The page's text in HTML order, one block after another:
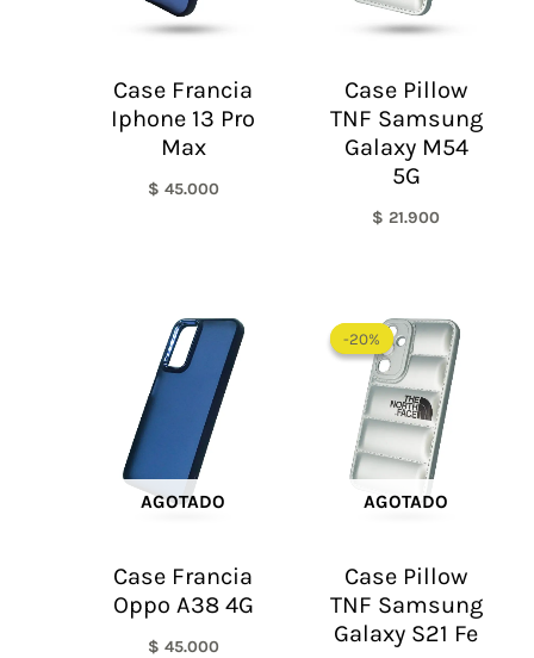
Case Francia
Iphone 13 Pro
Max
$ 45.000
Case Pillow
TNF Samsung
Galaxy M54
5G
$ 21.900
AGOTADO
Case Francia
Oppo A38 4G
$ 45.000
-20%
AGOTADO
-20%
Case Pillow
TNF Samsung
Galaxy S21 Fe
precio
original
era:
$ 60.000.